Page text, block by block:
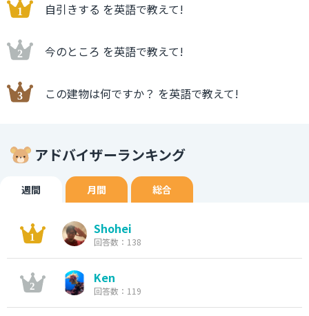
自引きする を英語で教えて!
今のところ を英語で教えて!
この建物は何ですか？ を英語で教えて!
アドバイザーランキング
週間 月間 総合
Shohei
回答数：138
Ken
回答数：119